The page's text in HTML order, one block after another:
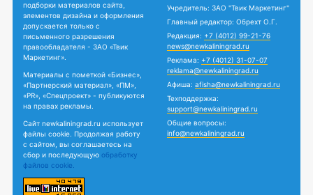
подборки материалов сайта,
элементов дизайна и оформления
допускается только с
письменного разрешения
правообладателя - ЗАО «Твик
Маркетинг».
Материалы с пометкой «Бизнес»,
«Партнерский материал», «ПМ»,
«PR», «Спецпроект» - публикуются
на правах рекламы.
Сайт newkaliningrad.ru использует
файлы cookie. Продолжая работу
с сайтом, вы соглашаетесь на
сбор и последующую обработку
файлов cookie.
Учредитель: ЗАО "Твик Маркетинг"
Главный редактор: Обрехт О.Г.
Редакция: +7 (4012) 99-21-76
news@newkaliningrad.ru
Реклама: +7 (4012) 31-07-07
reklama@newkaliningrad.ru
Афиша: afisha@newkaliningrad.ru
Техподдержка:
support@newkaliningrad.ru
Общие вопросы:
info@newkaliningrad.ru